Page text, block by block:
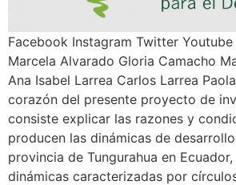
Facebook Instagram Twitter
Marcela Alvarado Gloria Camacho
Ana Isabel Larrea Carlos Larrea
corazón del presente proyecto de
consiste explicar las razones y
producen las dinámicas de
provincia de Tungurahua en
dinámicas caracterizadas por